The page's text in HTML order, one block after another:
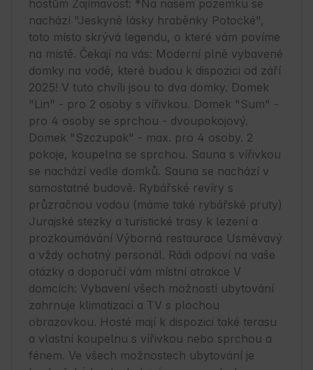
hostům Zajímavost: *Na našem pozemku se
nachází "Jeskyně lásky hraběnky Potocké",
toto místo skrývá legendu, o které vám povíme
na místě. Čekají na vás: Moderní plně vybavené
domky na vodě, které budou k dispozici od září
2025! V tuto chvíli jsou to dva domky. Domek
"Lin" - pro 2 osoby s vířivkou. Domek "Sum" -
pro 4 osoby se sprchou - dvoupokojový.
Domek "Szczupak" - max. pro 4 osoby. 2
pokoje, koupelna se sprchou. Sauna s vířivkou
se nachází vedle domků. Sauna se nachází v
samostatné budově. Rybářské revíry s
průzračnou vodou (máme také rybářské pruty)
Jurajské stezky a turistické trasy k lezení a
prozkoumávání Výborná restaurace Usměvavý
a vždy ochotný personál. Rádi odpoví na vaše
otázky a doporučí vám místní atrakce V
domcích: Vybavení všech možností ubytování
zahrnuje klimatizaci a TV s plochou
obrazovkou. Hosté mají k dispozici také terasu
a vlastní koupelnu s vířivkou nebo sprchou a
fénem. Ve všech možnostech ubytování je